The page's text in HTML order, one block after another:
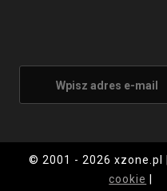
© 2001 - 2026 xzone.pl |
cookie